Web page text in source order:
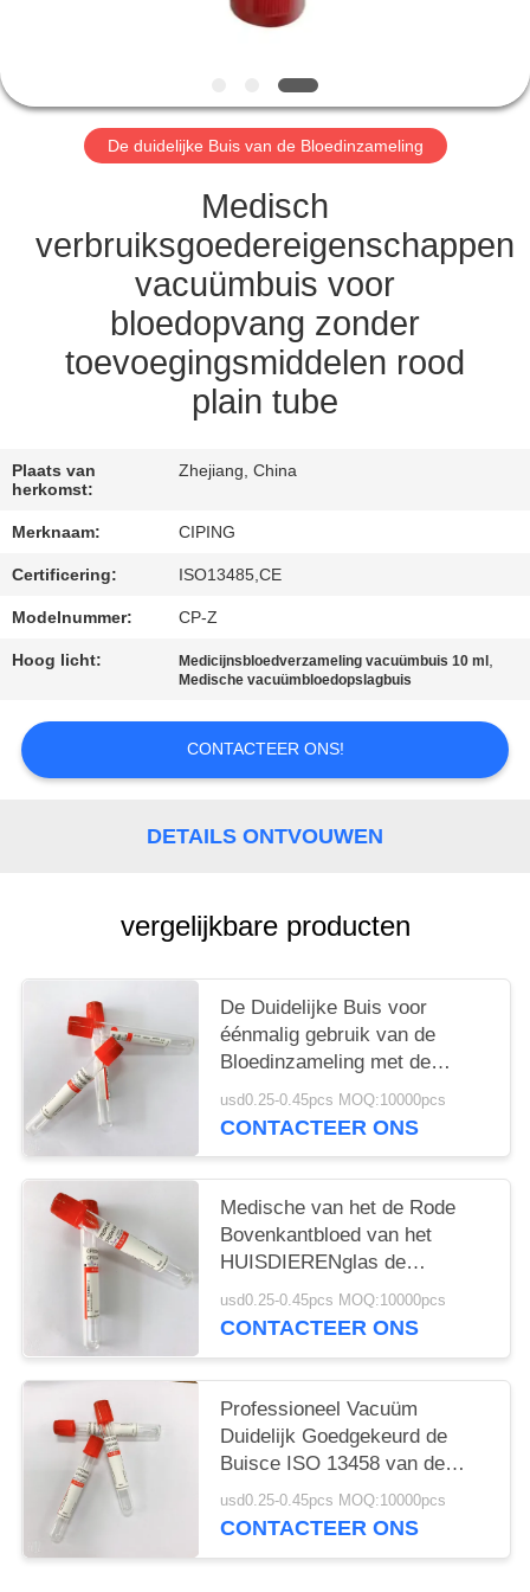
VERZOEK
CITAAT
SITEMAP
PRIVACY
De duidelijke Buis van de Bloedinzameling
Medisch
verbruiksgoedereigenschappen
vacuümbuis voor
bloedopvang zonder
toevoegingsmiddelen rood
plain tube
Plaats van
herkomst:
Zhejiang, China
Merknaam: CIPING
Certificering: ISO13485,CE
Modelnummer: CP-Z
Hoog licht: Medicijnsbloedverzameling vacuümbuis 10 ml ,
Medische vacuümbloedopslagbuis
CONTACTEER ONS!
DETAILS ONTVOUWEN
vergelijkbare producten
De Duidelijke Buis voor
éénmalig gebruik van de
Bloedinzameling met de
Vlindernaald van de
Bloedinzameling
usd0.25-0.45pcs MOQ:10000pcs
CONTACTEER ONS
Medische van het de Rode
Bovenkantbloed van het
HUISDIERENglas de
Inzamelingsbuizen Geen
Bijkomende 1ML-10ML
usd0.25-0.45pcs MOQ:10000pcs
CONTACTEER ONS
Professioneel Vacuüm
Duidelijk Goedgekeurd de
Buisce ISO 13458 van de
Bloedinzameling
usd0.25-0.45pcs MOQ:10000pcs
CONTACTEER ONS